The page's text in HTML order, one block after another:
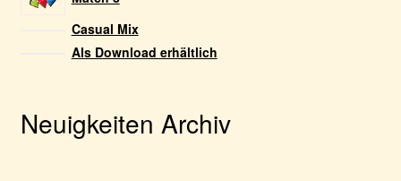
Casual Mix
Als Download erhältlich
Neuigkeiten Archiv